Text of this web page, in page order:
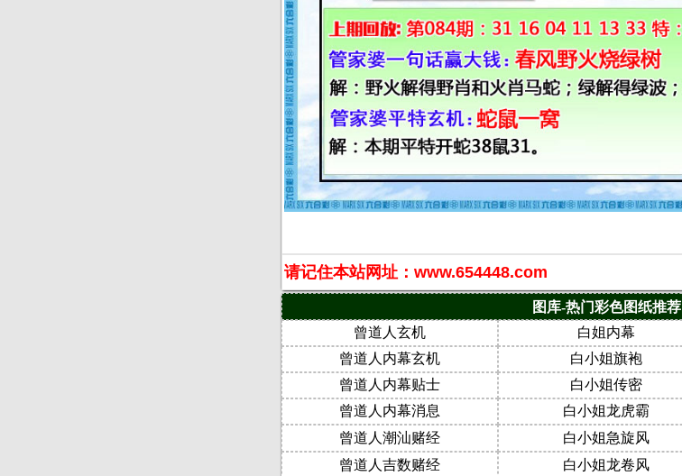
请记住本站网址：www.654448.com
图库-热门彩色图纸推荐
曾道人玄机
白姐内幕
曾道人内幕玄机
白小姐旗袍
曾道人内幕贴士
白小姐传密
曾道人内幕消息
白小姐龙虎霸
曾道人潮汕赌经
白小姐急旋风
曾道人吉数赌经
白小姐龙卷风